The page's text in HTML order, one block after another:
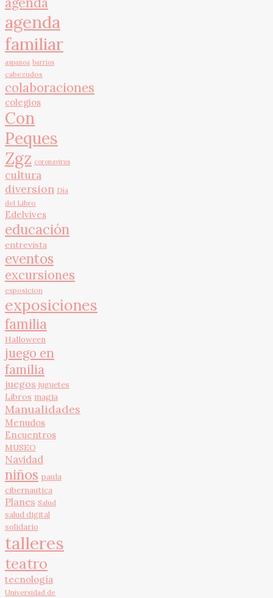
agenda
familiar
aspanoa barrios
cabezudos
colaboraciones
colegios
Con
Peques
Zgz coronavirus
cultura
diversion Día
del Libro
Edelvives
educación
entrevista
eventos
excursiones
exposicion
exposiciones
familia
Halloween
juego en
familia
juegos juguetes
Libros magia
Manualidades
Menudos
Encuentros
MUSEO
Navidad
niños paula
cibernautica
Planes Salud
salud digital
solidario
talleres
teatro
tecnología
Universidad de